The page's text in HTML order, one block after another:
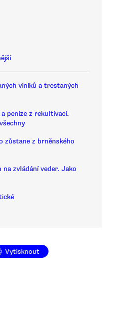
viníků a trestaných
peníze z rekultivací.
zůstane z brněnského
zvládání veder. Jako
Vytisknout